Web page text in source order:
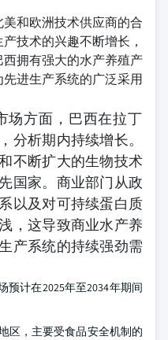
和欧洲技术供应商的合
技术的兴趣不断增长，
拥有强大的水产养殖产
进生产系统的广泛采用
场方面，巴西在拉丁
分析期内持续增长。
不断扩大的生物技术
国家。商业部门从政
以及对可持续蛋白质
，这导致商业水产养
产系统的持续强劲需
计在2025年至2034年期间
区，主要受食品安全机制的